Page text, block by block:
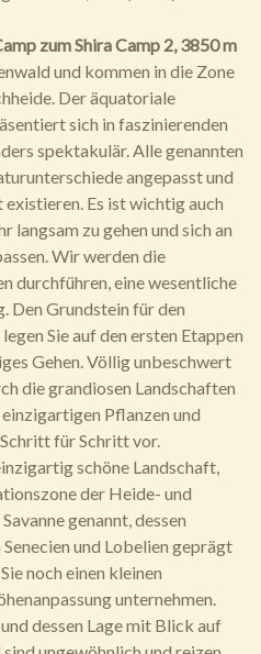
zum Shira Camp 2, 3850 m
und kommen in die Zone
Der äquatoriale
sich in faszinierenden
spektakulär. Alle genannten
angepasst und
Es ist wichtig auch
langsam zu gehen und sich an
Wir werden die
durchführen, eine wesentliche
Den Grundstein für den
Sie auf den ersten Etappen
Gehen. Völlig unbeschwert
die grandiosen Landschaften
Pflanzen und
für Schritt vor.
schöne Landschaft,
der Heide- und
genannt, dessen
und Lobelien geprägt
noch einen kleinen
unternehmen.
dessen Lage mit Blick auf